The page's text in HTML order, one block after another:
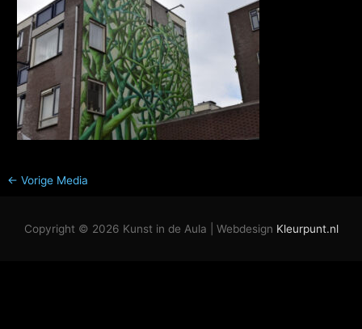
← Vorige Media
Copyright © 2026 Kunst in de Aula | Webdesign Kleurpunt.nl